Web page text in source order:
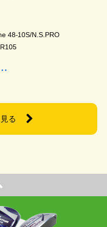
48-10S/N.S.PRO
･
る